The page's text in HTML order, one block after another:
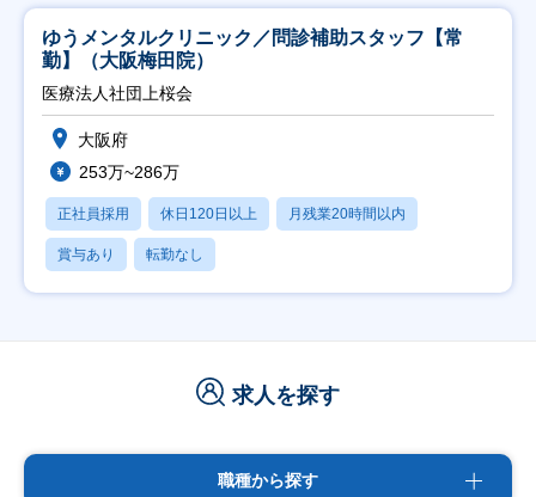
ゆうメンタルクリニック／問診補助スタッフ【常
勤】（大阪梅田院）
医療法人社団上桜会
大阪府
253万~286万
正社員採用 休日120日以上 月残業20時間以内
賞与あり 転勤なし
求人を探す
職種から探す